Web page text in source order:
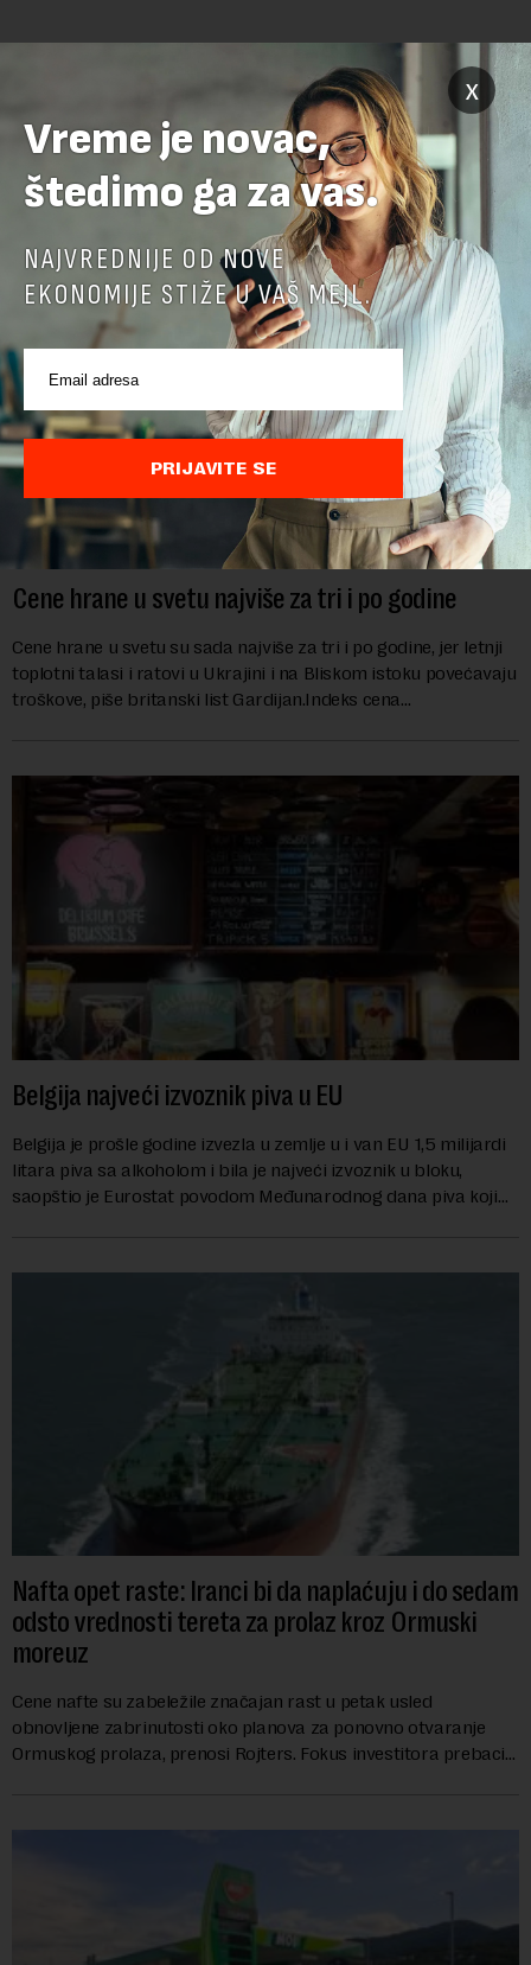
POVEZANI SADRŽAJI
Cene hrane u svetu najviše za tri i po godine
Cene hrane u svetu su sada najviše za tri i po godine, jer letnji
toplotni talasi i ratovi u Ukrajini i na Bliskom istoku povećavaju
troškove, piše britanski list Gardijan.Indeks cena
Belgija najveći izvoznik piva u EU
Belgija je prošle godine izvezla u zemlje u i van EU 1,5 milijardi
litara piva sa alkoholom i bila je najveći izvoznik u bloku,
saopštio je Eurostat povodom Međunarodnog dana piva koji
Nafta opet raste: Iranci bi da naplaćuju i do sedam
odsto vrednosti tereta za prolaz kroz Ormuski
moreuz
Cene nafte su zabeležile značajan rast u petak usled
obnovljene zabrinutosti oko planova za ponovno otvaranje
Ormuskog prolaza, prenosi Rojters. Fokus investitora prebacio
x
Vreme je novac,
štedimo ga za vas.
NAJVREDNIJE OD NOVE
EKONOMIJE STIŽE U VAŠ MEJL.
PRIJAVITE SE